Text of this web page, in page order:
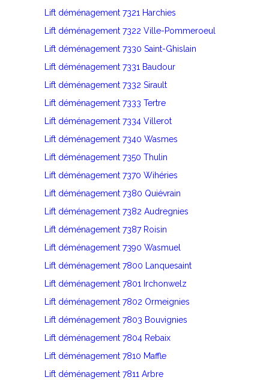
Lift déménagement 7321 Harchies
Lift déménagement 7322 Ville-Pommeroeul
Lift déménagement 7330 Saint-Ghislain
Lift déménagement 7331 Baudour
Lift déménagement 7332 Sirault
Lift déménagement 7333 Tertre
Lift déménagement 7334 Villerot
Lift déménagement 7340 Wasmes
Lift déménagement 7350 Thulin
Lift déménagement 7370 Wihéries
Lift déménagement 7380 Quiévrain
Lift déménagement 7382 Audregnies
Lift déménagement 7387 Roisin
Lift déménagement 7390 Wasmuel
Lift déménagement 7800 Lanquesaint
Lift déménagement 7801 Irchonwelz
Lift déménagement 7802 Ormeignies
Lift déménagement 7803 Bouvignies
Lift déménagement 7804 Rebaix
Lift déménagement 7810 Maffle
Lift déménagement 7811 Arbre